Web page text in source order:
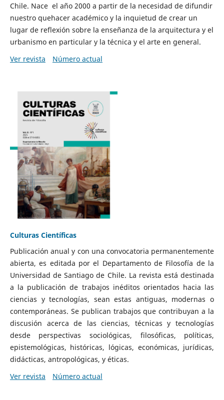
Chile. Nace el año 2000 a partir de la necesidad de difundir
nuestro quehacer académico y la inquietud de crear un
lugar de reflexión sobre la enseñanza de la arquitectura y el
urbanismo en particular y la técnica y el arte en general.
Ver revista
Número actual
Culturas Científicas
Publicación anual y con una convocatoria permanentemente
abierta, es editada por el Departamento de Filosofía de la
Universidad de Santiago de Chile. La revista está destinada
a la publicación de trabajos inéditos orientados hacia las
ciencias y tecnologías, sean estas antiguas, modernas o
contemporáneas. Se publican trabajos que contribuyan a la
discusión acerca de las ciencias, técnicas y tecnologías
desde perspectivas sociológicas, filosóficas, políticas,
epistemológicas, históricas, lógicas, económicas, jurídicas,
didácticas, antropológicas, y éticas.
Ver revista
Número actual